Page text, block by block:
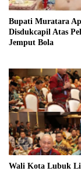
Bupati Muratara
Disdukcapil Atas
Jemput Bola
Wali Kota Lubuk